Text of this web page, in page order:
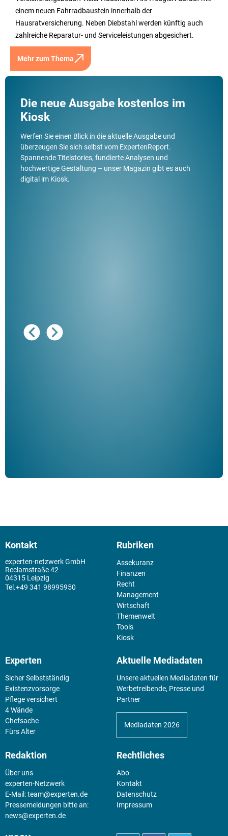
einem neuen Fahrradbaustein innerhalb der
Hausratversicherung. Neben Diebstahl werden künftig auch
zahlreiche Reparatur- und Serviceleistungen abgesichert.
Mehr zum Thema
Die neue Ausgabe kostenlos im
Kiosk
Werfen Sie einen Blick in die aktuelle Ausgabe und
überzeugen Sie sich selbst vom ExpertenReport.
Spannende Titelstories, fundierte Analysen und
hochwertige Gestaltung – unser Magazin gibt es auch
digital im Kiosk.
Kontakt
experten-netzwerk GmbH
Reclamstraße 42
04315 Leipzig
+49 341 98995950
Rubriken
Assekuranz
Finanzen
Recht
Management
Wirtschaft
Themenwelt
Tools
Kiosk
Experten
Sicher Selbstständig
Existenz­vorsorge
Pflege versichert
4 Wände
Chefsache
Fürs Alter
Aktuelle Mediadaten
Unsere aktuellen Mediadaten für
Werbetreibende, Presse und
Partner
Mediadaten 2026
Redaktion
Über uns
experten-Netzwerk
E-Mail:team@experten.de
Pressemeldungen bitte an:
news@experten.de
Rechtliches
Abo
Kontakt
Datenschutz
Impressum